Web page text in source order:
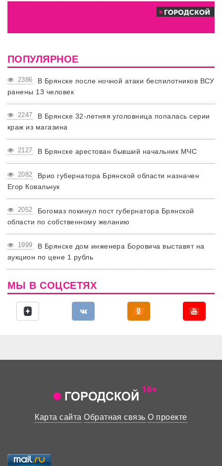
ПОПУЛЯРНОЕ
2386
В Брянске после ночной атаки беспилотников ВСУ
ранены 13 человек
2247
В Брянске 32-летняя уголовница попалась серии
краж из магазина
2127 В Брянске арестован бывший начальник МЧС
2082
Врио губернатора Брянской области назначен
Егор Ковальчук
2052
Богомаз покинул пост губернатора Брянской
области по собственному желанию
1999
В Брянске дом инженера Боровича выставят на
аукцион по цене 1 рубль
МЫ В СОЦСЕТЯХ
Карта сайта Обратная связь О проекте